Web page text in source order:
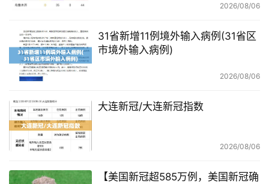
2026/08/06
31省新增11例境外输入病例(31省区
市境外输入病例)
2026/08/06
大连新冠/大连新冠指数
2026/08/06
【美国新冠超585万例，美国新冠确